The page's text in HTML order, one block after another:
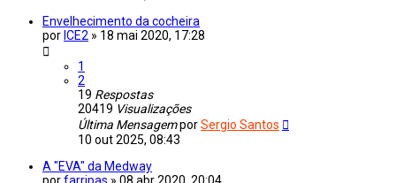
Envelhecimento da cocheira
por ICE2 » 18 mai 2020, 17:28
1
2
19 Respostas
20419 Visualizações
Última MensagemporSergio Santos
10 out 2025, 08:43
A "EVA" da Medway